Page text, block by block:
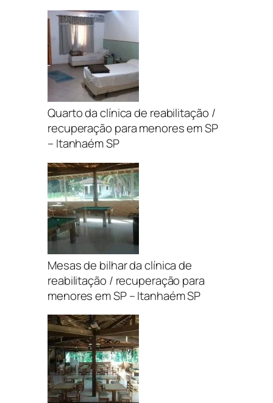
Quarto da clínica de reabilitação /
recuperação para menores em SP
– Itanhaém SP
Mesas de bilhar da clínica de
reabilitação / recuperação para
menores em SP – Itanhaém SP